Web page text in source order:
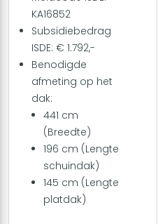
KA16852
Subsidiebedrag
ISDE: € 1.792,-
Benodigde
afmeting op het
dak:
441 cm
(Breedte)
196 cm (Lengte
schuindak)
145 cm (Lengte
platdak)